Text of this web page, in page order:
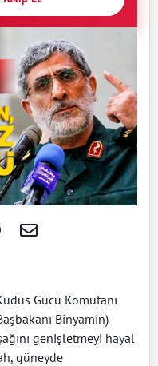
Gücü Komutanı
Binyamin)
genişletmeyi hayal
güneyde